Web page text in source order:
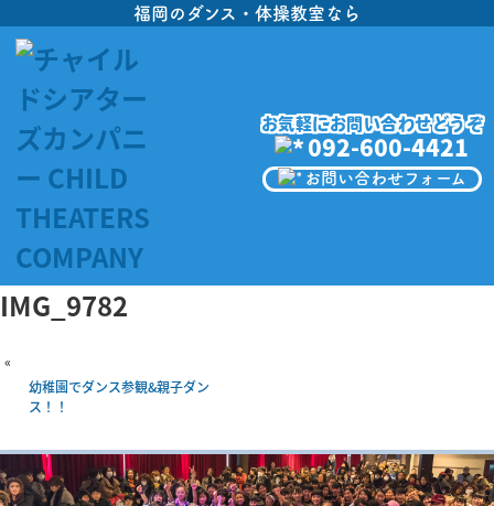
福岡のダンス・体操教室なら
お気軽にお問い合わせどうぞ
092-600-4421
お問い合わせフォーム
IMG_9782
«
幼稚園でダンス参観&親子ダン
ス！！